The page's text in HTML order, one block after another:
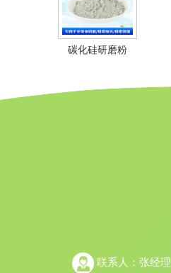
碳化硅研磨粉
联系人：张经理